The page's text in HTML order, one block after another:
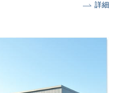
詳細